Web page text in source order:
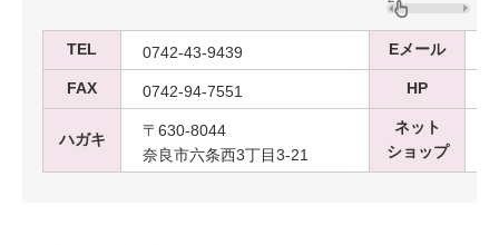
TEL 0742-43-9439 Eメール
FAX
0742-94-7551 HP
ハガキ
〒630-8044
奈良市六条西3丁目3-21
ネット
ショップ